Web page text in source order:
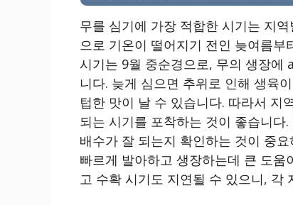
무를 심기에 가장 적합한 시기는 지
으로 기온이 떨어지기 전인 늦여름
시기는 9월 중순경으로, 무의 생장
니다. 늦게 심으면 추위로 인해 생육
텁한 맛이 날 수 있습니다. 따라서 지
되는 시기를 포착하는 것이 좋습니
배수가 잘 되는지 확인하는 것이 중
빠르게 발아하고 생장하는데 큰 도
고 수확 시기도 지연될 수 있으니, 각